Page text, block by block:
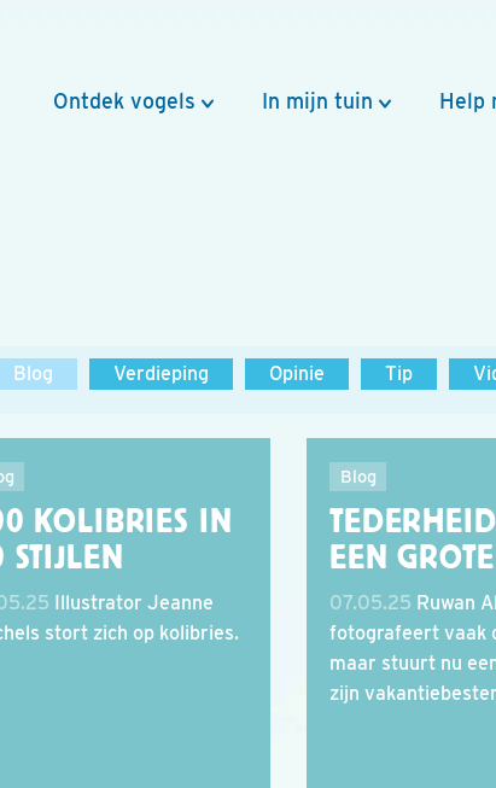
Ontdek vogels In mijn tuin Help
Blog Verdieping Opinie Tip
KOLIBRIES IN
STIJLEN
Illustrator Jeanne
stort zich op kolibries.
Blog
EEN
07.05.25 Ruwan
fotografeert vaak
maar stuurt nu
zijn